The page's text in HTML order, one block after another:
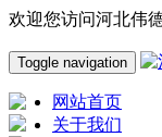
欢迎您访问河北伟
Toggle navigation
网站首页
关于我们